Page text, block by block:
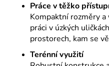
Práce v těžko
Kompaktní rozměry
práci v úzkých
prostorech, kam se
Terénní využití